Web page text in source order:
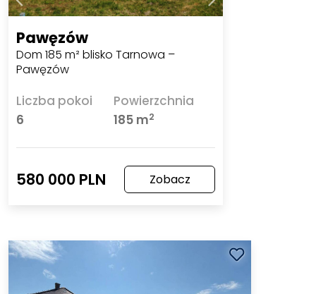
Pawęzów
Dom 185 m² blisko Tarnowa –
Pawęzów
Liczba pokoi
6
Powierzchnia
185 m2
580 000 PLN Zobacz